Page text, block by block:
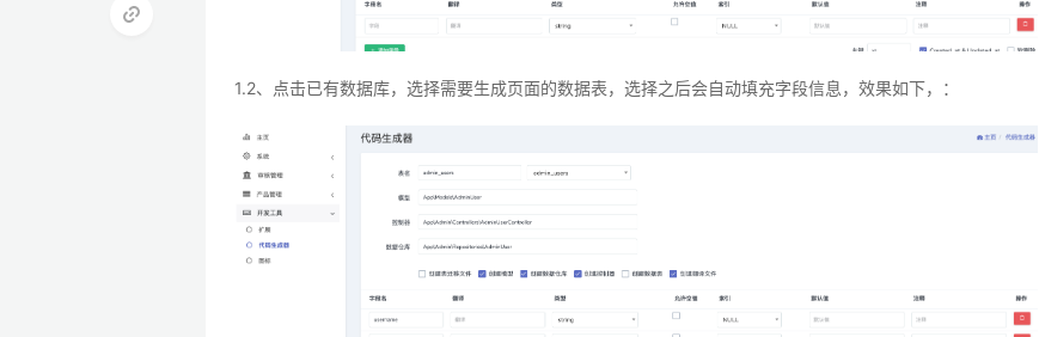
1.2、点击已有数据库，选择需要生成页面的数据表，选择之后会自动填充字段信息，效果如下，：